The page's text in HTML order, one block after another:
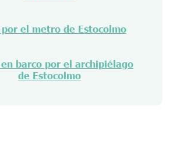
el metro de Estocolmo
en barco por el archipiélago
de Estocolmo